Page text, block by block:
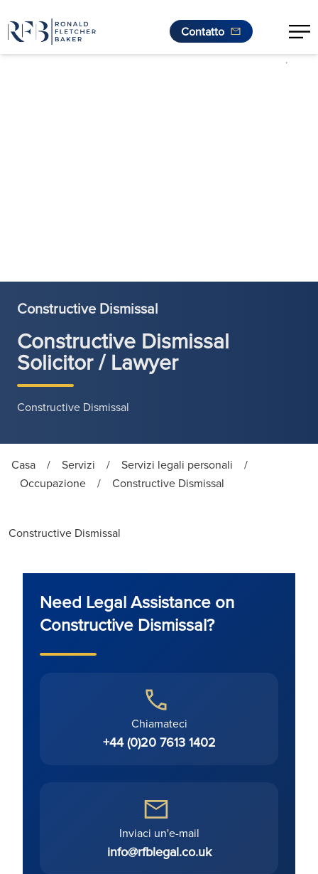
Contatto
.
Constructive Dismissal
Constructive Dismissal
Solicitor / Lawyer
Constructive Dismissal
Casa / Servizi / Servizi legali personali
/
Occupazione
/ Constructive Dismissal
Constructive Dismissal
Need Legal Assistance on
Constructive Dismissal?
Chiamateci
+44 (0)20 7613 1402
Inviaci un'e-mail
info@rfblegal.co.uk